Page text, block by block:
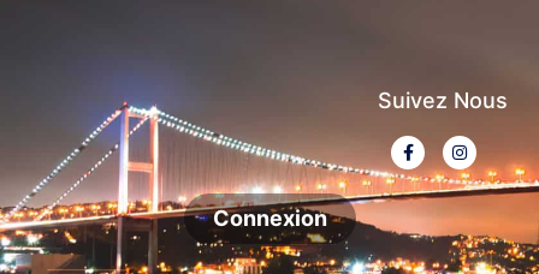
Suivez Nous
Connexion